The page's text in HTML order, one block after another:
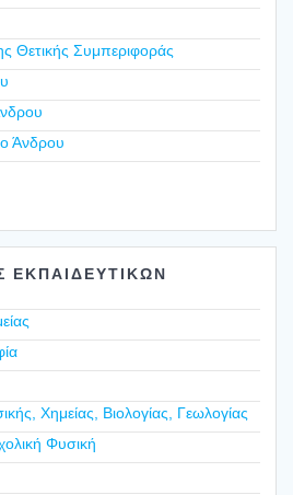
Θετικής Συμπεριφοράς
Άνδρου
ΕΚΠΑΙΔΕΥΤΙΚΩΝ
Χημείας, Βιολογίας, Γεωλογίας
Φυσική